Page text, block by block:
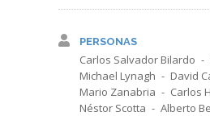
PERSONAS
Carlos Salvador Bilardo
Michael Lynagh
David
Mario Zanabria
Carlos
Néstor Scotta
Alberto